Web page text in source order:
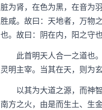
脏为肾，在色为黑，在音为
胜咸。故曰：天地者，万物
也。故曰：阴在内，阳之守
此首明天人合一之道也。
灵明主宰。当其在天，则为
以其为大道之源，而神智
南方之火，由是而生土、生